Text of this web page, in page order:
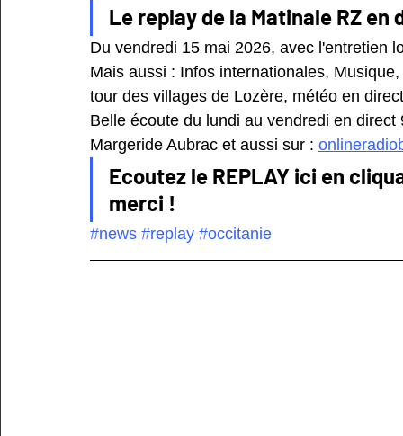
Le replay de la Matinale RZ
Du vendredi 15 mai 2026, avec l'entretien
Mais aussi : Infos internationales,
tour des villages de Lozère, météo en
Belle écoute du lundi au vendredi en direct
Margeride Aubrac et aussi sur :
Ecoutez le REPLAY ici en
merci !
#news #replay #occitanie